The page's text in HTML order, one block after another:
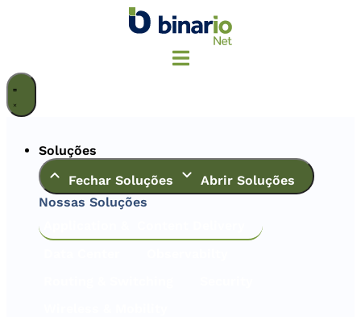
Soluções
Fechar Soluções
Abrir Soluções
Nossas Soluções